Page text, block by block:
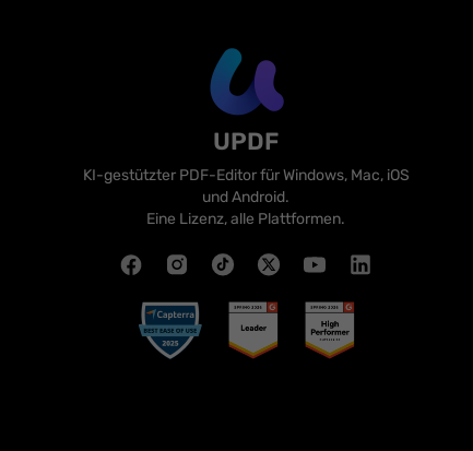
UPDF
KI-gestützter PDF-Editor für Windows, Mac, iOS
und Android.
Eine Lizenz, alle Plattformen.